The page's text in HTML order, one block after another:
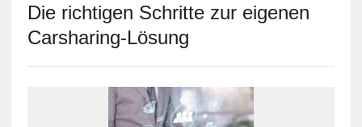
Die richtigen Schritte zur eigenen
Carsharing-Lösung